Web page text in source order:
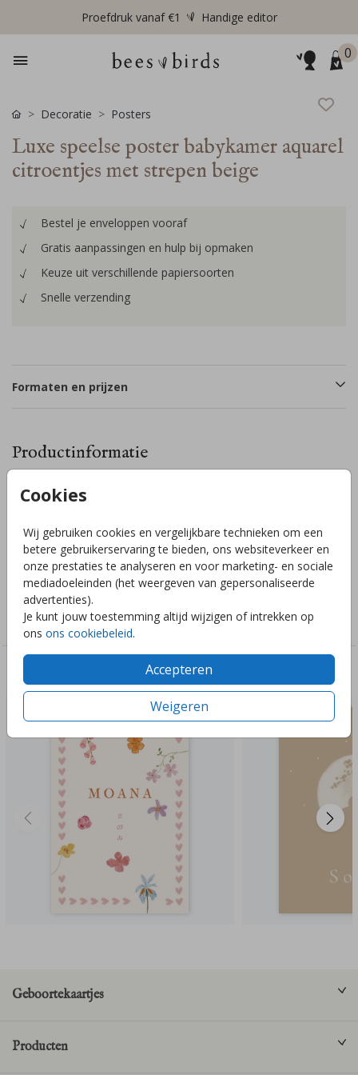
Proefdruk vanaf €1 Handige editor
0
Cookies
Wij gebruiken cookies en vergelijkbare technieken om een
betere gebruikerservaring te bieden, ons websiteverkeer en
onze prestaties te analyseren en voor marketing- en sociale
mediadoeleinden (het weergeven van gepersonaliseerde
advertenties).
Je kunt jouw toestemming altijd wijzigen of intrekken op
ons ons cookiebeleid.
Accepteren
Weigeren
Decoratie Posters
Luxe speelse poster babykamer aquarel
citroentjes met strepen beige
Bestel je enveloppen vooraf
Gratis aanpassingen en hulp bij opmaken
Keuze uit verschillende papiersoorten
Snelle verzending
Formaten en prijzen
Productinformatie
Omschrijving
met citroentjes en goudfolie details. Deze poster is 20x30cm
en wordt gedrukt op coated karton 240 gram met folie.
Collectie
Posters
Deze ontwerpen vind je misschien ook leuk
Geboortekaartjes
Producten